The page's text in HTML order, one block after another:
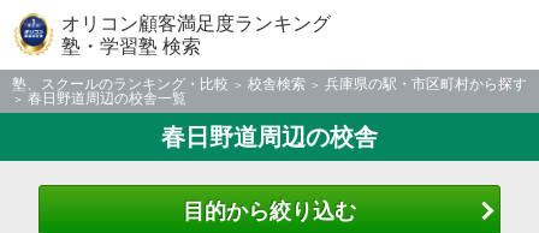
オリコン顧客満足度ランキング
塾・学習塾 検索
塾、スクールのランキング・比較 校舎検索
兵庫県の駅・市区町村から探す
春日野道周辺の校舎一覧
春日野道周辺の校舎
目的から絞り込む